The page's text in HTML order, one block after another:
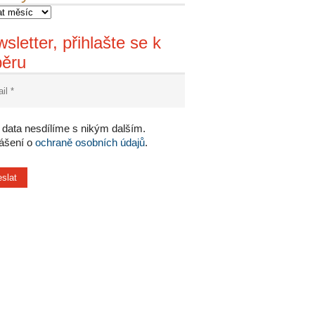
přihlašte se k
data nesdílíme s nikým dalším.
oochraně osobních údajů.